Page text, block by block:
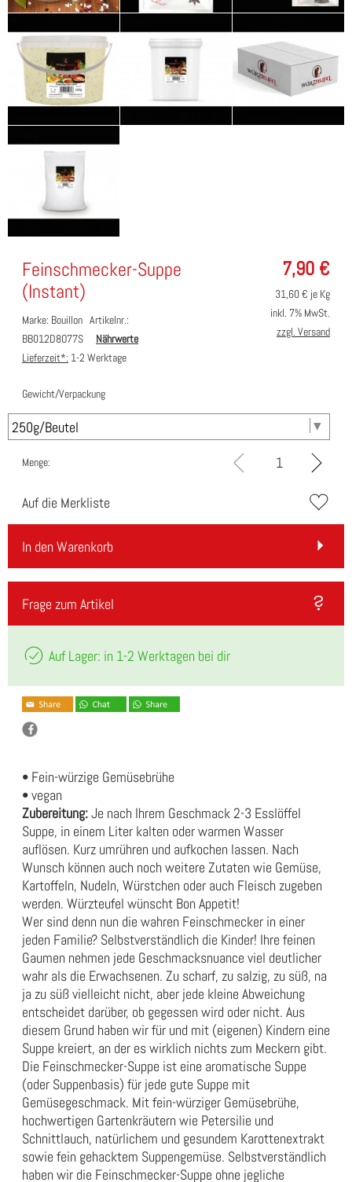
7,90 €
Feinschmecker-Suppe
(Instant)
Marke: Bouillon Artikelnr.:
BB012D8O77S
Nährwerte
Lieferzeit*: 1-2 Werktage
31,60€ je Kg
inkl. 7% MwSt.
zzgl. Versand
Gewicht/Verpackung
Menge:
Auf die Merkliste
In den Warenkorb
Frage zum Artikel
Auf Lager: in 1-2 Werktagen bei dir
• Fein-würzige Gemüsebrühe
• vegan
Zubereitung:Je nach Ihrem Geschmack 2-3 Esslöffel
Suppe, in einem Liter kalten oder warmen Wasser
auflösen. Kurz umrühren und aufkochen lassen. Nach
Wunsch können auch noch weitere Zutaten wie Gemüse,
Kartoffeln, Nudeln, Würstchen oder auch Fleisch zugeben
werden. Würzteufel wünscht Bon Appetit!
Wer sind denn nun die wahren Feinschmecker in einer
jeden Familie? Selbstverständlich die Kinder! Ihre feinen
Gaumen nehmen jede Geschmacksnuance viel deutlicher
wahr als die Erwachsenen. Zu scharf, zu salzig, zu süß, na
ja zu süß vielleicht nicht, aber jede kleine Abweichung
entscheidet darüber, ob gegessen wird oder nicht. Aus
diesem Grund haben wir für und mit (eigenen) Kindern eine
Suppe kreiert, an der es wirklich nichts zum Meckern gibt.
Die Feinschmecker-Suppe ist eine aromatische Suppe
(oder Suppenbasis) für jede gute Suppe mit
Gemüsegeschmack. Mit fein-würziger Gemüsebrühe,
hochwertigen Gartenkräutern wie Petersilie und
Schnittlauch, natürlichem und gesundem Karottenextrakt
sowie fein gehacktem Suppengemüse. Selbstverständlich
haben wir die Feinschmecker-Suppe ohne jegliche